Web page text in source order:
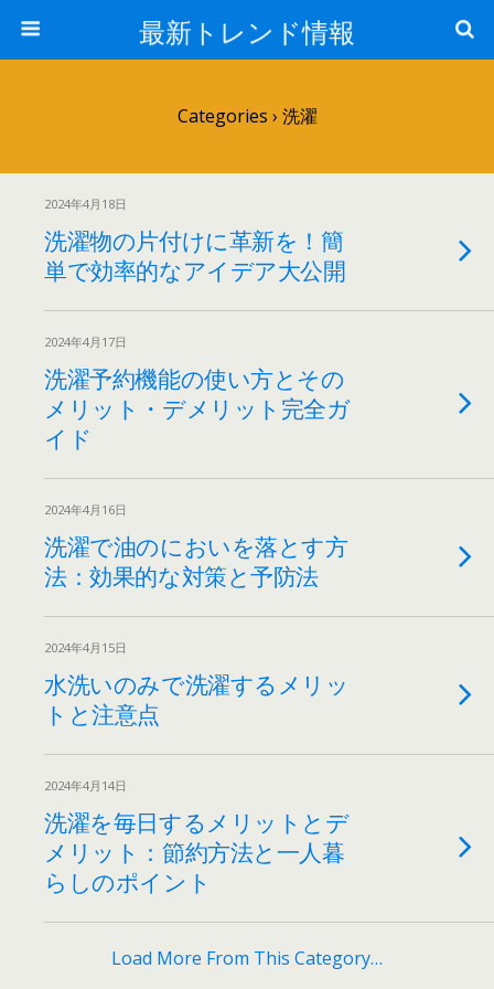
最新トレンド情報
Categories › 洗濯
2024年4月18日
洗濯物の片付けに革新を！簡
単で効率的なアイデア大公開
2024年4月17日
洗濯予約機能の使い方とその
メリット・デメリット完全ガ
イド
2024年4月16日
洗濯で油のにおいを落とす方
法：効果的な対策と予防法
2024年4月15日
水洗いのみで洗濯するメリッ
トと注意点
2024年4月14日
洗濯を毎日するメリットとデ
メリット：節約方法と一人暮
らしのポイント
Load More From This Category…